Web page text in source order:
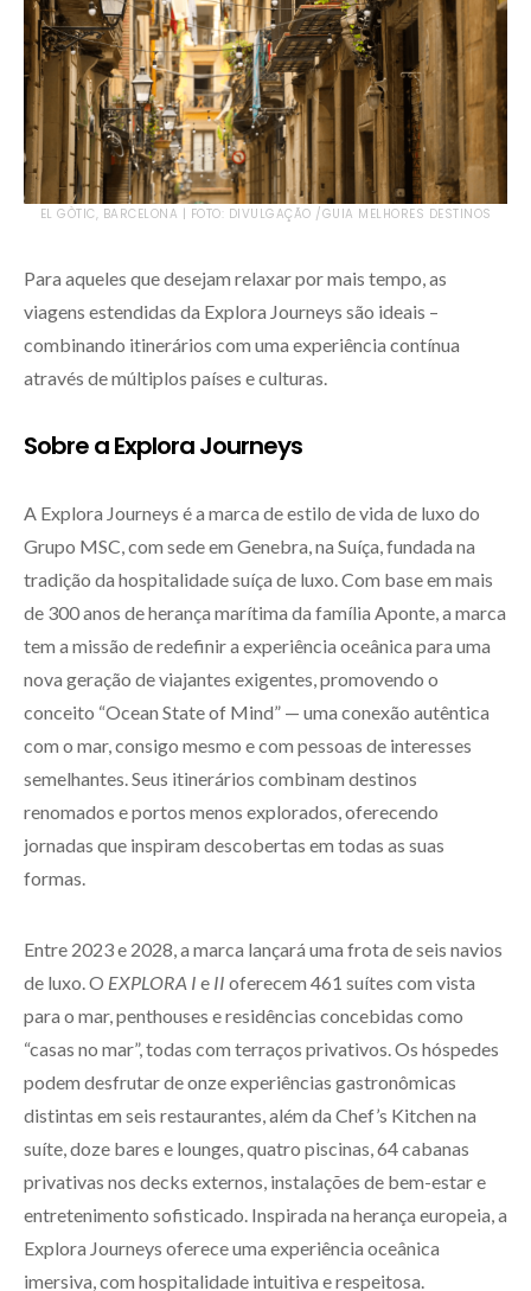
EL GÒTIC, BARCELONA | FOTO: DIVULGAÇÃO /GUIA MELHORES DESTINOS
Para aqueles que desejam relaxar por mais tempo, as
viagens estendidas da Explora Journeys são ideais –
combinando itinerários com uma experiência contínua
através de múltiplos países e culturas.
Sobre a Explora Journeys
A Explora Journeys é a marca de estilo de vida de luxo do
Grupo MSC, com sede em Genebra, na Suíça, fundada na
tradição da hospitalidade suíça de luxo. Com base em mais
de 300 anos de herança marítima da família Aponte, a marca
tem a missão de redefinir a experiência oceânica para uma
nova geração de viajantes exigentes, promovendo o
conceito “Ocean State of Mind” — uma conexão autêntica
com o mar, consigo mesmo e com pessoas de interesses
semelhantes. Seus itinerários combinam destinos
renomados e portos menos explorados, oferecendo
jornadas que inspiram descobertas em todas as suas
formas.
Entre 2023 e 2028, a marca lançará uma frota de seis navios
de luxo. O EXPLORA I e II oferecem 461 suítes com vista
para o mar, penthouses e residências concebidas como
“casas no mar”, todas com terraços privativos. Os hóspedes
podem desfrutar de onze experiências gastronômicas
distintas em seis restaurantes, além da Chef’s Kitchen na
suíte, doze bares e lounges, quatro piscinas, 64 cabanas
privativas nos decks externos, instalações de bem-estar e
entretenimento sofisticado. Inspirada na herança europeia, a
Explora Journeys oferece uma experiência oceânica
imersiva, com hospitalidade intuitiva e respeitosa.